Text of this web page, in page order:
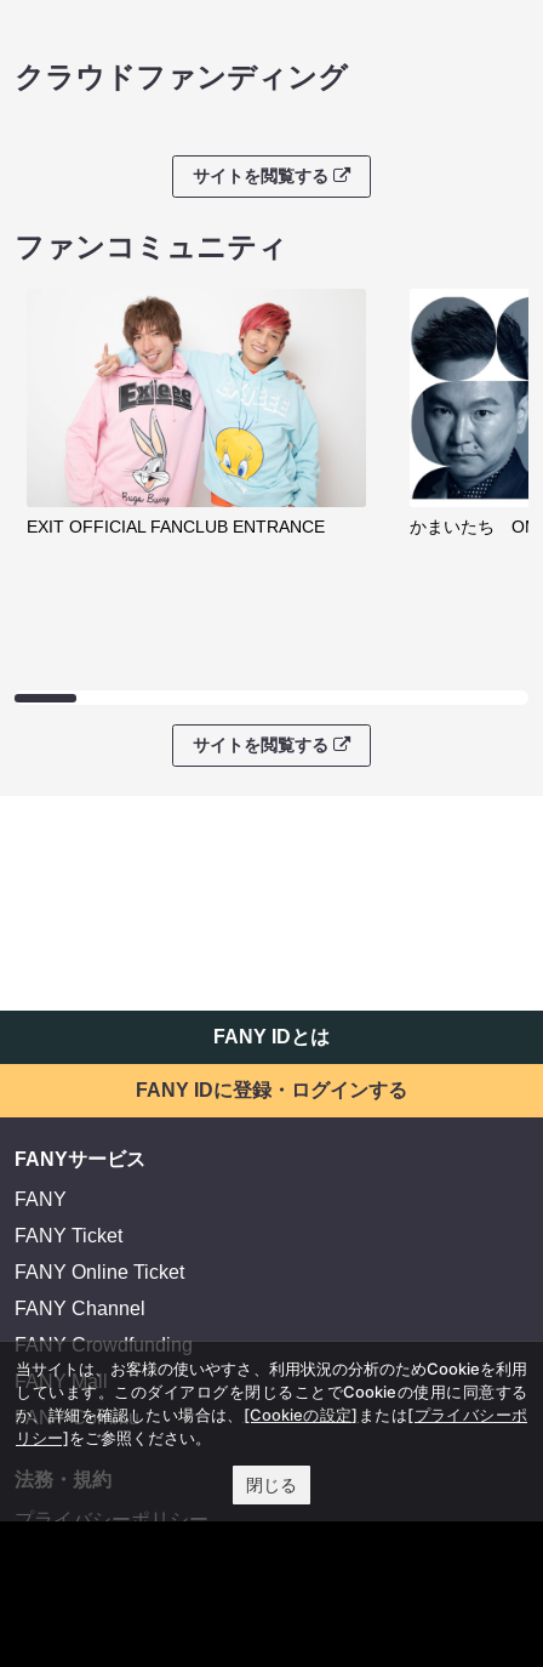
クラウドファンディング
サイトを閲覧する
ファンコミュニティ
EXIT OFFICIAL FANCLUB ENTRANCE かまいたち
サイトを閲覧する
FANY IDとは
FANY IDに登録・ログインする
FANYサービス
FANY
FANY Ticket
FANY Online Ticket
FANY Channel
FANY Crowdfunding
FANY Mall
FANY Commu
法務・規約
プライバシーポリシー
当サイトは、お客様の使いやすさ、利用状況の分析のためCookieを利用
しています。このダイアログを閉じることでCookieの使用に同意する
か、詳細を確認したい場合は、 [Cookieの設定] または[プライバシーポ
リシー]をご参照ください。
閉じる